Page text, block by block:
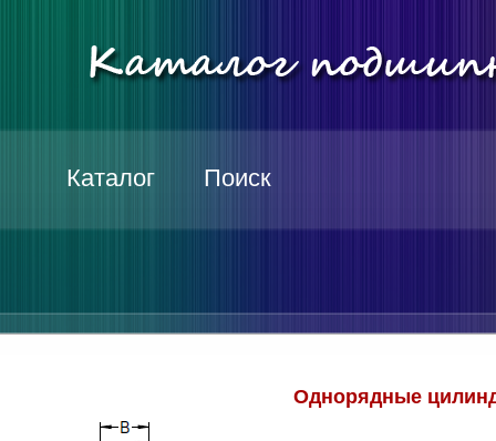
Каталог Поиск
Однорядные